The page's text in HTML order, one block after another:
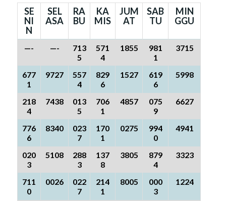
SE
NI
N
SEL
ASA
RA
BU
KA
MIS
JUM
AT
SAB
TU
MIN
GGU
—- —-
713
5
571
4
1855
981
1
3715
677
1
9727
557
4
829
6
1527
619
6
5998
218
4
7438
013
5
706
1
4857
075
9
6627
776
6
8340
023
7
170
1
0275
994
0
4941
020
3
5108
288
3
137
8
3805
879
4
3323
711
0
0026
022
7
214
1
8005
000
3
1224